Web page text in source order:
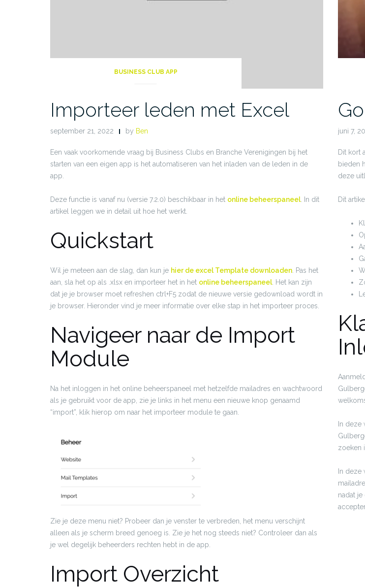
BUSINESS CLUB APP
Importeer leden met Excel
september 21, 2022 by Ben
Een vaak voorkomende vraag bij Business Clubs en Branche Verenigingen bij het
starten van een eigen app is het automatiseren van het inladen van de leden in de
app.
Deze functie is vanaf nu (versie 7.2.0) beschikbaar in het online beheerspaneel. In dit
artikel leggen we in detail uit hoe het werkt.
Quickstart
Wil je meteen aan de slag, dan kun je hier de excel Template downloaden . Pas het
aan, sla het op als .xlsx en importeer het in het online beheerspaneel. Het kan zijn
dat je je browser moet refreshen ctrl+F5 zodat de nieuwe versie gedownload wordt in
je browser. Hieronder vind je meer informatie over elke stap in het importeer proces.
Navigeer naar de Import
Module
Na het inloggen in het online beheerspaneel met hetzelfde mailadres en wachtwoord
als je gebruikt voor de app, zie je links in het menu een nieuwe knop genaamd
“import”, klik hierop om naar het importeer module te gaan.
Zie je deze menu niet? Probeer dan je venster te verbreden, het menu verschijnt
alleen als je scherm breed genoeg is. Zie je het nog steeds niet? Controleer dan als
je wel degelijk beheerders rechten hebt in de app.
Import Overzicht
juni 7,
Dit kort
bieden
deze
Dit
In deze
zoeken
In deze
nadat